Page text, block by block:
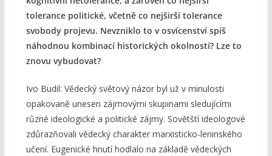
tolerance politické, včetně co nejširší tolerance
svobody projevu. Nevzniklo to v osvícenství spíš
náhodnou kombinací historických okolností? Lze to
znovu vybudovat?
Ivo Budil: Vědecký světový názor byl už v minulosti
opakovaně unesen zájmovými skupinami sledujícími
různé ideologické a politické zájmy. Sovětští ideologové
zdůrazňovali vědecký charakter marxisticko-leninského
učení. Eugenické hnutí hodlalo na základě vědeckých